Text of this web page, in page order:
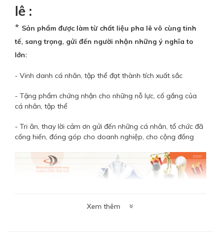
lê :
* Sản phẩm được làm từ chất liệu pha lê vô cùng tinh
tế, sang trọng, gửi đến người nhận những ý nghĩa to
lớn:
- Vinh danh cá nhân, tập thể đạt thành tích xuất sắc
- Tặng phẩm chứng nhận cho những nỗ lực, cố gắng của
cá nhân, tập thể
- Tri ân, thay lời cảm ơn gửi đến những cá nhân, tổ chức đã
cống hiến, đóng góp cho doanh nghiệp, cho cộng đồng
Xem thêm